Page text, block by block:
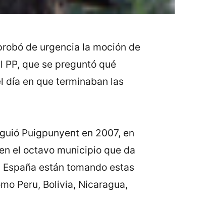
de urgencia la moción de
que se preguntó qué
día en que terminaban las
Puigpunyent en 2007, en
el octavo municipio que da
están tomando estas
Peru, Bolivia, Nicaragua,